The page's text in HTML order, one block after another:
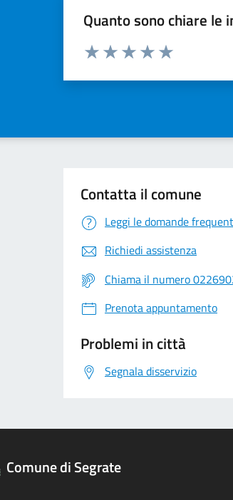
Quanto sono chiare le
Valuta da 1 a 5 stelle la pagina
Contatta il comune
Leggi le domande
Richiedi assistenza
Chiama il numero
Prenota appuntamento
Problemi in città
Segnala disservizio
Comune di Segrate